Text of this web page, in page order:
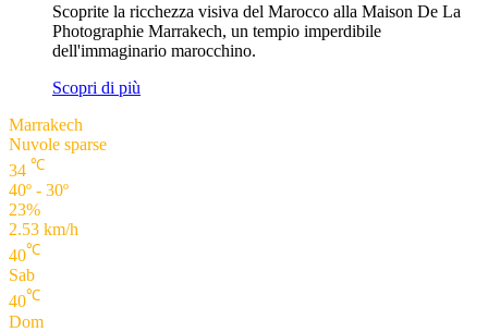
Scoprite la ricchezza visiva del Marocco alla Maison De La
Photographie Marrakech, un tempio imperdibile
dell'immaginario marocchino.
Scopri di più
Marrakech
Nuvole sparse
34 ℃
40º - 30º
23%
2.53 km/h
40℃
Sab
40℃
Dom